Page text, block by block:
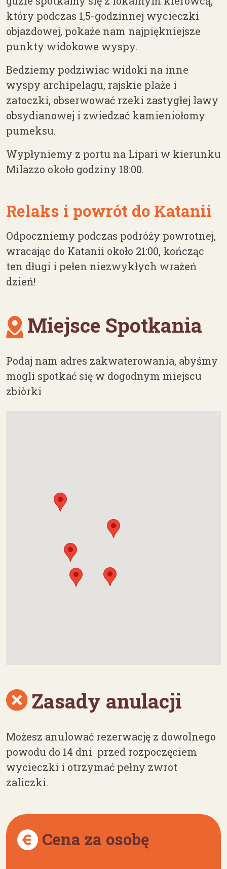
który podczas 1,5-godzinnej wycieczki
objazdowej, pokaże nam najpiękniejsze
punkty widokowe wyspy.
Bedziemy podziwiac widoki na inne
wyspy archipelagu, rajskie plaże i
zatoczki, obserwować rzeki zastygłej lawy
obsydianowej i zwiedzać kamieniołomy
pumeksu.
Wypłyniemy z portu na Lipari w kierunku
Milazzo około godziny 18:00.
Relaks i powrót do Katanii
Odpoczniemy podczas podróży powrotnej,
wracając do Katanii około 21:00, kończąc
ten długi i pełen niezwykłych wrażeń
dzień!
Miejsce Spotkania
Podaj nam adres zakwaterowania, abyśmy
mogli spotkać się w dogodnym miejscu
zbiòrki
Zasady anulacji
Możesz anulować rezerwację z dowolnego
powodu do 14 dni przed rozpoczęciem
wycieczki i otrzymać pełny zwrot
zaliczki.
Cena za osobę